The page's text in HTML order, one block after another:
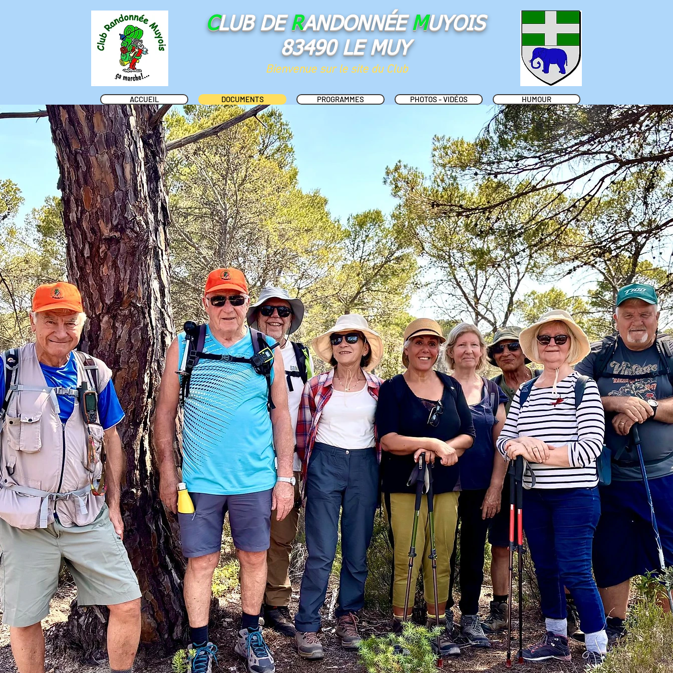
CLUB DERANDONNÉEMUYOIS
83490 LE MUY
Bienvenue sur le site du Club
ACCUEIL DOCUMENTS PROGRAMMES PHOTOS - VIDÉOS HUMOUR